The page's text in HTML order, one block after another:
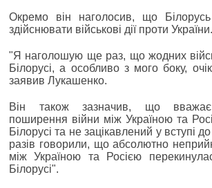
Окремо він наголосив, що
здійснювати військові дії проти України.
"Я наголошую ще раз, що жодних
Білорусі, а особливо з мого боку,
заявив Лукашенко.
Він також зазначив, що вважає
поширення війни між Україною та
Білорусі та не зацікавлений у вступі
разів говорили, що абсолютно
між Україною та Росією
Білорусі".